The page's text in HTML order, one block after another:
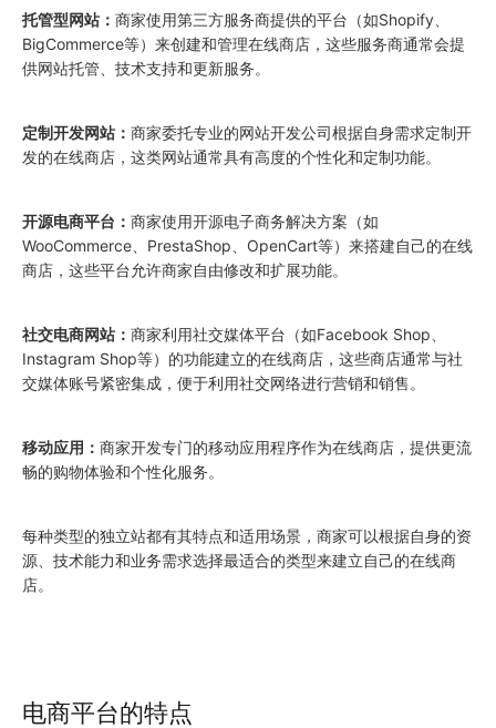
托管型网站： 商家使用第三方服务商提供的平台（如Shopify、
BigCommerce等）来创建和管理在线商店，这些服务商通常会提
供网站托管、技术支持和更新服务。
定制开发网站： 商家委托专业的网站开发公司根据自身需求定制开
发的在线商店，这类网站通常具有高度的个性化和定制功能。
开源电商平台： 商家使用开源电子商务解决方案（如
WooCommerce、PrestaShop、OpenCart等）来搭建自己的在线
商店，这些平台允许商家自由修改和扩展功能。
社交电商网站： 商家利用社交媒体平台（如Facebook Shop、
Instagram Shop等）的功能建立的在线商店，这些商店通常与社
交媒体账号紧密集成，便于利用社交网络进行营销和销售。
移动应用： 商家开发专门的移动应用程序作为在线商店，提供更流
畅的购物体验和个性化服务。
每种类型的独立站都有其特点和适用场景，商家可以根据自身的资
源、技术能力和业务需求选择最适合的类型来建立自己的在线商
店。
电商平台的特点